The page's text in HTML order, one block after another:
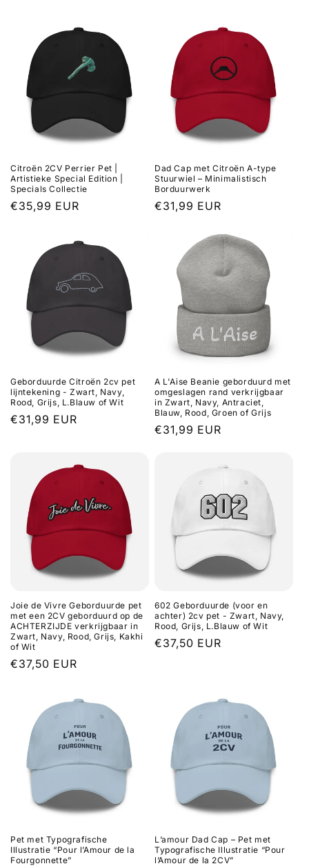
Citroën 2CV Perrier Pet |
Artistieke Special Edition |
Specials Collectie
Normale
€35,99 EUR
Dad Cap met Citroën A-type
Stuurwiel – Minimalistisch
Borduurwerk
Normale
€31,99 EUR
Geborduurde Citroën 2cv pet
lijntekening - Zwart, Navy,
Rood, Grijs, L.Blauw of Wit
Normale
€31,99 EUR
A L'Aise Beanie geborduurd met
omgeslagen rand verkrijgbaar
in Zwart, Navy, Antraciet,
Blauw, Rood, Groen of Grijs
Normale
€31,99 EUR
Joie de Vivre Geborduurde pet
met een 2CV geborduurd op de
ACHTERZIJDE verkrijgbaar in
Zwart, Navy, Rood, Grijs, Kakhi
of Wit
Normale
€37,50 EUR
602 Geborduurde (voor en
achter) 2cv pet - Zwart, Navy,
Rood, Grijs, L.Blauw of Wit
Normale
€37,50 EUR
Pet met Typografische
Illustratie “Pour l’Amour de la
Fourgonnette”
L’amour Dad Cap – Pet met
Typografische Illustratie “Pour
l’Amour de la 2CV”